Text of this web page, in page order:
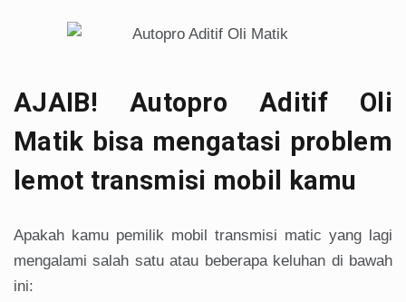
AJAIB! Autopro Aditif Oli
Matik bisa mengatasi problem
lemot transmisi mobil kamu
Apakah kamu pemilik mobil transmisi matic yang lagi
mengalami salah satu atau beberapa keluhan di bawah
ini: